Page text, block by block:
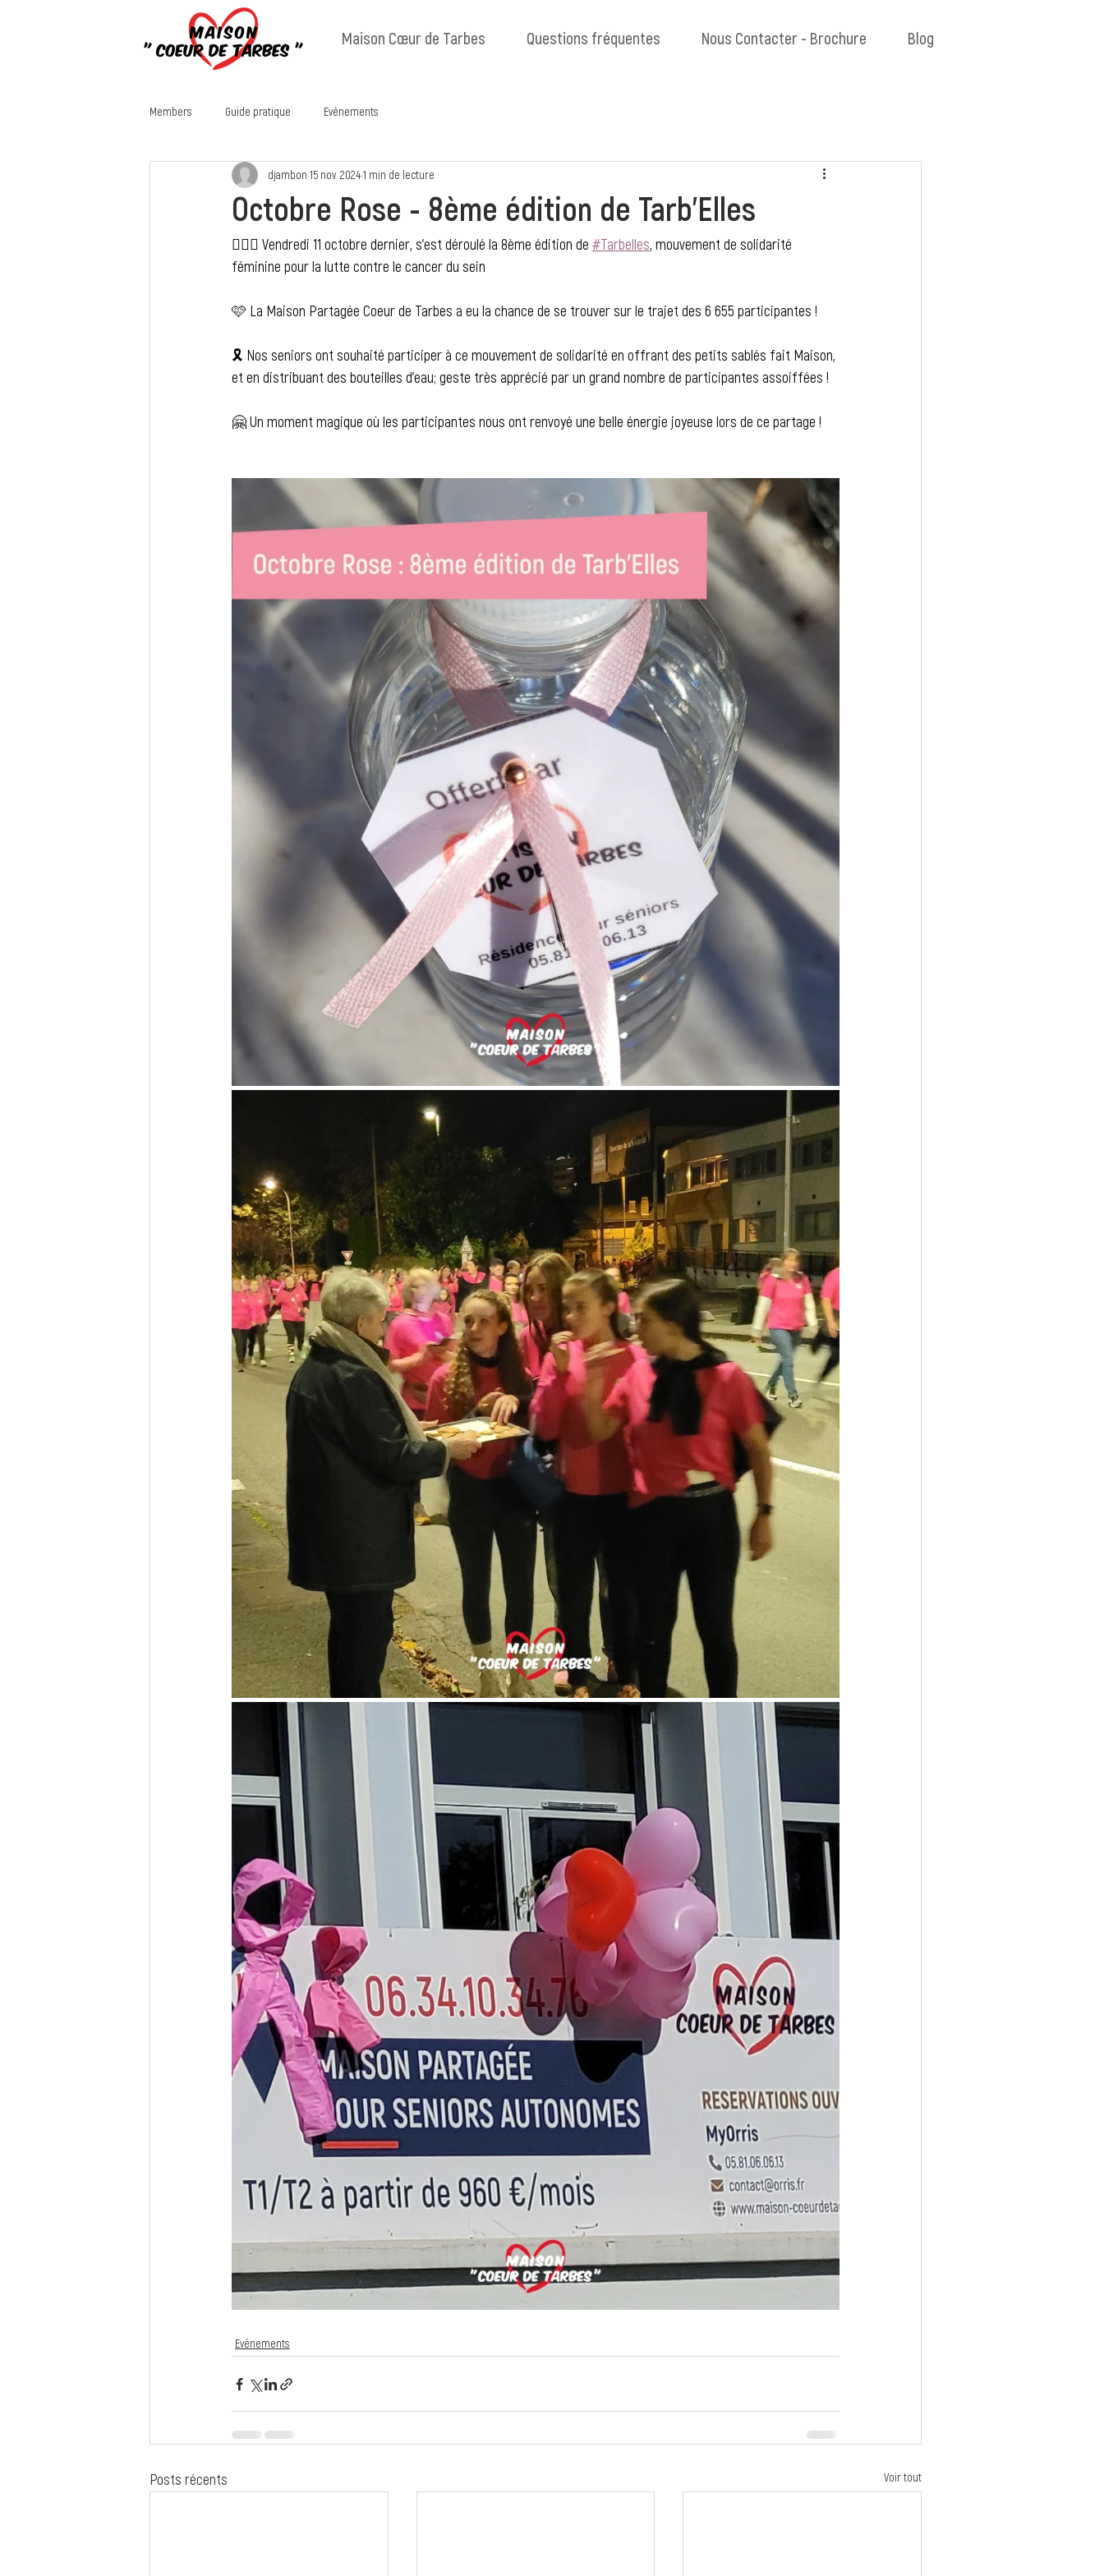
Maison Cœur de Tarbes Questions fréquentes Nous Contacter - Brochure Blog
Members Guide pratique Evénements
Octobre Rose - 8ème édition de Tarb'Elles
djambon 15 nov. 20241 min de lecture
🏃🏼‍♀️ Vendredi 11 octobre dernier, s’est déroulé la 8ème édition de #Tarbelles, mouvement de solidarité
féminine pour la lutte contre le cancer du sein
🩷 La Maison Partagée Coeur de Tarbes a eu la chance de se trouver sur le trajet des 6 655 participantes !
🎗️ Nos seniors ont souhaité participer à ce mouvement de solidarité en offrant des petits sablés fait Maison,
et en distribuant des bouteilles d’eau; geste très apprécié par un grand nombre de participantes assoiffées !
🤗 Un moment magique où les participantes nous ont renvoyé une belle énergie joyeuse lors de ce partage !
Evénements
Posts récents Voir tout